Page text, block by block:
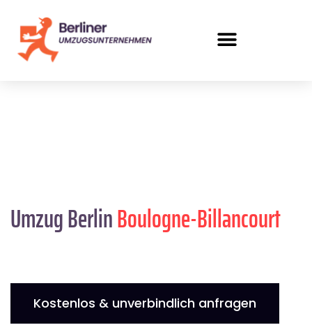
Umzug BerlinBoulogne-Billancourt
Kostenlos & unverbindlich anfragen